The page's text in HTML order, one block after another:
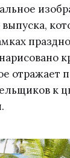
отражает
к